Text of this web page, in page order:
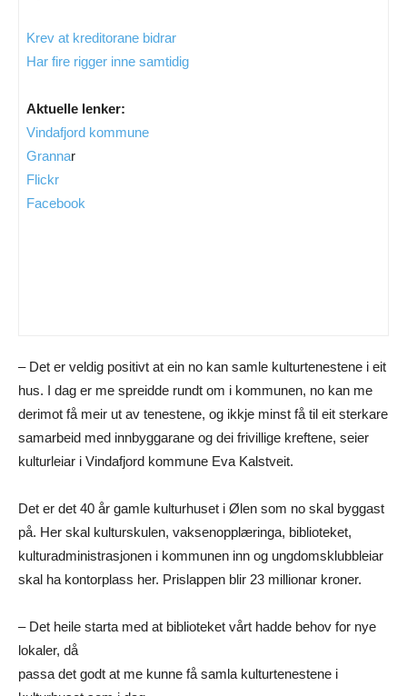
Krev at kreditorane bidrar
Har fire rigger inne samtidig
Aktuelle lenker:
Vindafjord kommune
Grannar
Flickr
Facebook
– Det er veldig positivt at ein no kan samle kulturtenestene i eit
hus. I dag er me spreidde rundt om i kommunen, no kan me
derimot få meir ut av tenestene, og ikkje minst få til eit sterkare
samarbeid med innbyggarane og dei frivillige kreftene, seier
kulturleiar i Vindafjord kommune Eva Kalstveit.
Det er det 40 år gamle kulturhuset i Ølen som no skal byggast
på. Her skal kulturskulen, vaksenopplæringa, biblioteket,
kulturadministrasjonen i kommunen inn og ungdomsklubbleiar
skal ha kontorplass her. Prislappen blir 23 millionar kroner.
– Det heile starta med at biblioteket vårt hadde behov for nye
lokaler, då
passa det godt at me kunne få samla kulturtenestene i